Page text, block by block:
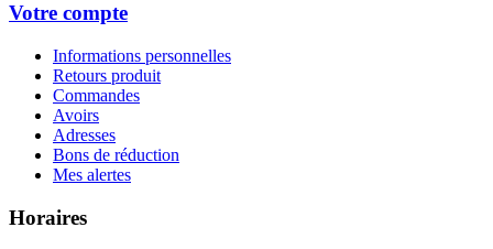
Votre compte
Informations personnelles
Retours produit
Commandes
Avoirs
Adresses
Bons de réduction
Mes alertes
Horaires